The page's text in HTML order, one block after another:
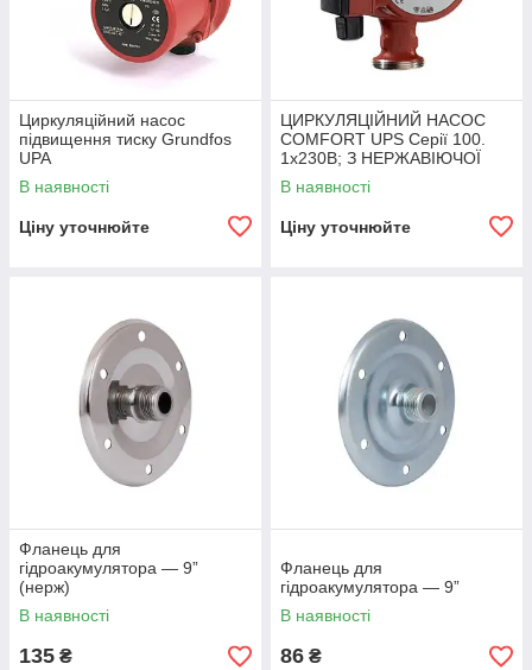
Циркуляційний насос
підвищення тиску Grundfos
UPA
В наявності
Ціну уточнюйте
ЦИРКУЛЯЦІЙНИЙ НАСОС
COMFORT UPS Серії 100.
1х230В; З НЕРЖАВІЮЧОЇ
СТАЛІ .МОНТАЖНА
ДОВЖИНА 150,180ММ
В наявності
Ціну уточнюйте
Фланець для
гідроакумулятора — 9”
(нерж)
В наявності
135 ₴
Фланець для
гідроакумулятора — 9”
В наявності
86 ₴